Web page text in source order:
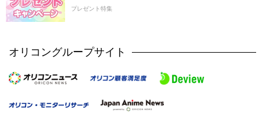
プレゼント特集
オリコングループサイト